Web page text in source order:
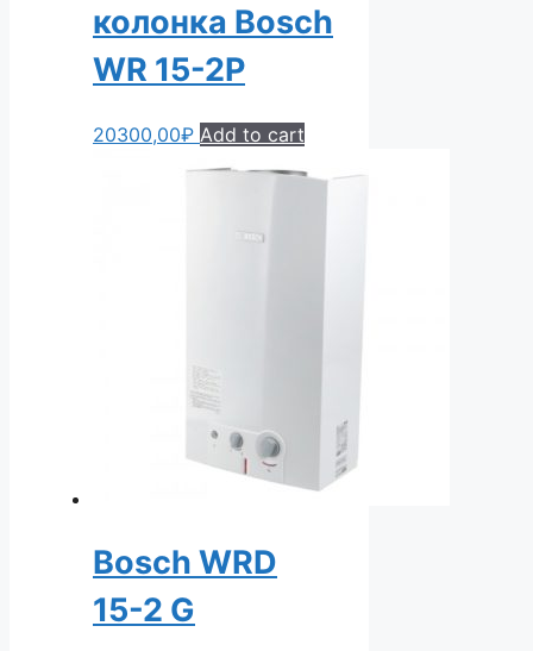
колонка Bosch
WR 15-2P
20300,00₽ Add to cart
Bosch WRD
15-2 G